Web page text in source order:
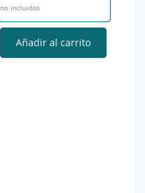
no incluidos
Añadir al carrito